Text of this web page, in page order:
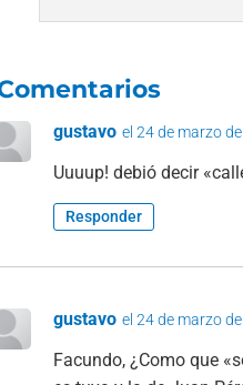
gustavo el 24 de marzo
Uuuup! debió decir
Responder
gustavo el 24 de marzo
Facundo, ¿Como que